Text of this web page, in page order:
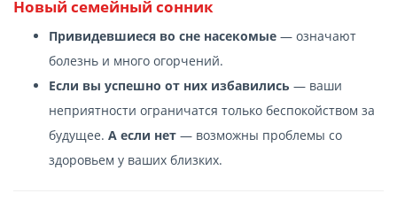
Новый семейный сонник
Привидевшиеся во сне насекомые — означают
болезнь и много огорчений.
Если вы успешно от них избавились — ваши
неприятности ограничатся только беспокойством за
будущее. А если нет — возможны проблемы со
здоровьем у ваших близких.